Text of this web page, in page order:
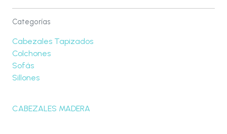
Categorías
Cabezales Tapizados
Colchones
Sofás
Sillones
CABEZALES MADERA